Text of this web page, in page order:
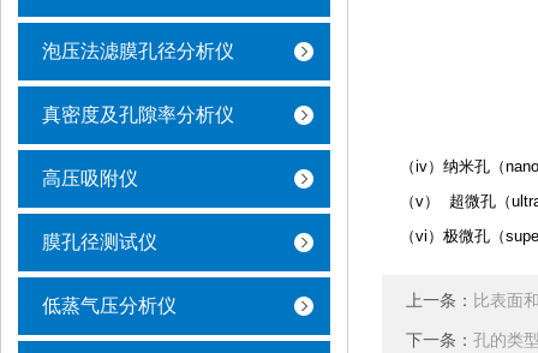
泡压法滤膜孔径分析仪
真密度及孔隙率分析仪
高压吸附仪
膜孔径测试仪
低蒸气压分析仪
（iv） 纳米孔（
（v） 超微孔（
（vi） 极微孔（
上一条： 比表面
下一条： 孔的类